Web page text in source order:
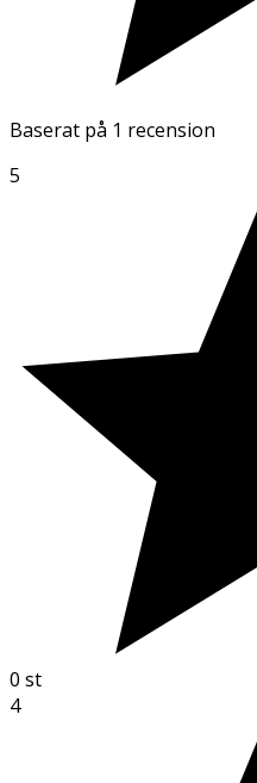
Baserat på 1 recension
5
0 st
4